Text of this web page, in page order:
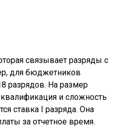
связывает разряды с
для бюджетников
разрядов. На размер
и сложность
ставка I разряда. Она
за отчетное время.